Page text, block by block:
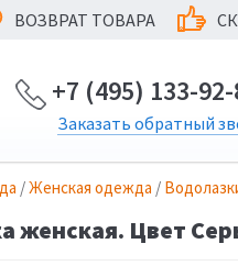
ВОЗВРАТ ТОВАРА
+7 (495) 133-
Заказать обратный
/Женская одежда /
женская. Цвет